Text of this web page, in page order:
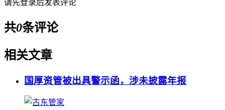
请先登录后发表评论
共0条评论
相关文章
国厚资管被出具警示函，涉未披露年报